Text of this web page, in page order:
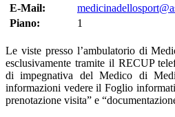
E-Mail:
Piano:
1
Le viste presso l’ambulatorio di
esclusivamente tramite il RECUP
di impegnativa del Medico di
informazioni vedere il Foglio
prenotazione visita” e